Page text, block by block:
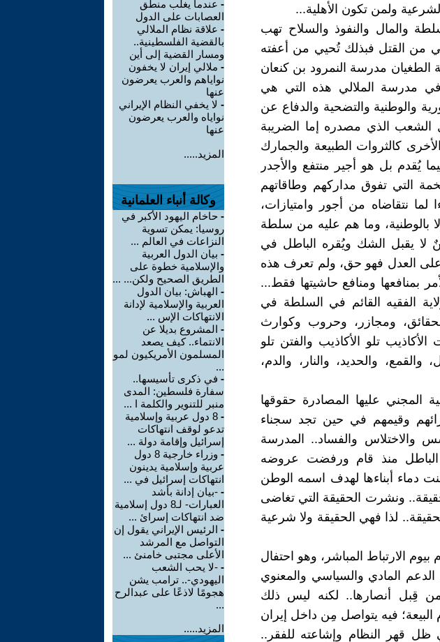
ولمن تكون الأهلية...
والمال والنفوذ والسلاح تهب
من القتل فبذلك تُحيي من أعفته
مدرسة النمرود بن كنعان
في مدرسة الملالي هذه التي هي
والوطنية والتضحية والدفاع عن
الشعب الذي مصدره إما الضريبة
كالثروات الطبيعة والجمارك
يُقدم بل هو أجير منتفع والأجدر
التي تفوق مداركهم وطاقاتهم
نتقاضاه من أجور وامتيازات،
بالوطنية، وما هم عليه من سلطة
لا يقبل الشك ويُقره الباطل في
العدل فهو حق، ولم تعرف هذه
بمنافعها ومنافع حاشيتها فقط...
الفقيه القائم في السلطة في
ومجازر، وحروب وكوارث
تلو الأكاذيب والفتن تلو
والقمع، والحديد، والنار، والدم،
المجني عليها المصادرة حقوقها
وقيمهم في حين تجد سجناء
والاختلاس والفساد.. المدرسة
الباطل منذ قام ورفضت عروضه
دماء أبناءها لهدف اسمه الوطن
ونشرت الحقيقة التي تغاضى
لذا فهي الحقيقة ولا شرعية
الارتباط المباشر، وهو احتفال
المادي والسياسي والمعنوي
قِبل أنصارها.. لكنه ليس ذلك
البيعة؛ فيه يتواصل مِن داخل إيران
ظل قهر النظام وإشاعته للفقر..
- عندما يغلب منطق
العصابات على الدول
- علاقة نظام الملالي
بالقضية الفلسطينية..
ومسار القضية إلى أين
- ملالي إيران لا يخفون
نواياهم والعرب يعرضون
عنها
- لا يخفي النظام الإيراني
نواياه والعرب يعرضون
عنها
المزيد.....
وكالة أنباء العلمانية
- حاخام اليهود الأكبر في
روسيا: يمكن تسوية
النزاعات في العالم ...
- بيان الدول العربية
والإسلامية خطوة على
الطريق الصحيح ولكن... ...
- الهباش: بيان الدول
العربية والإسلامية لإدانة
الانتهاكات الإس ...
- المشروع بديلا عن
الانتماء.. كيف يصعد
المسلمون الأمريكيون لمو
...
- في ذكرى تأسيسها..
سفارة فلسطين: المدى
منبر للتنوير والكلمة ا ...
-
8 دول عربية وإسلامية
تدعو لوقف انتهاكات
إسرائيل وإقامة دولة ...
-
وزراء خارجية 8 دول
عربية وإسلامية يدينون
انتهاكات إسرائيل في ...
- -بيان إدانة بأشد
العبارات- لـ8 دول إسلامية
ضد انتهاكات إسرائ ...
- الرئيس الإيراني يقول إن
التواصل مع المرشد
الأعلى مجتبى خامنئ ...
- -لا يحب الشعب
اليهودي-.. ترامب يشن
هجومًا لاذعًا على عبدالرح
...
المزيد.....